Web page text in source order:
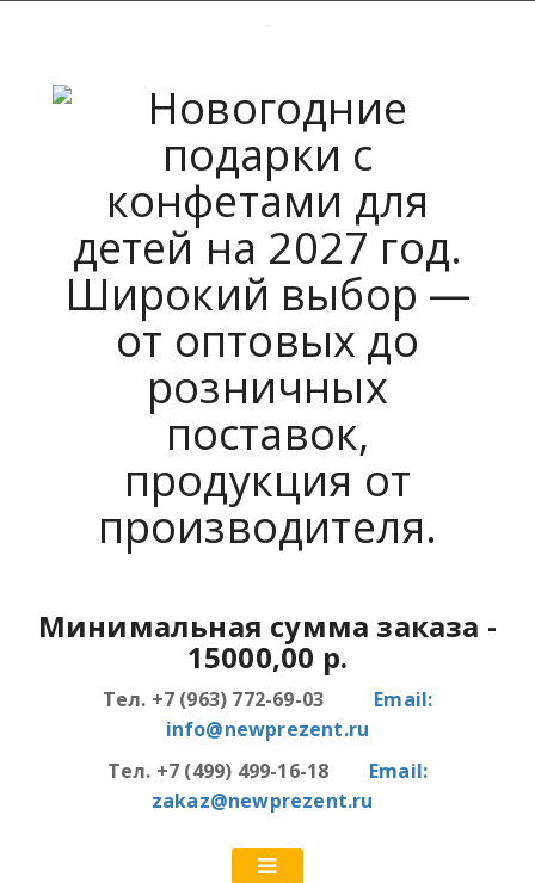
Минимальная сумма заказа -
15000,00 р.
Тел. +7 (963) 772-69-03 Email:
info@newprezent.ru
Тел. +7 (499) 499-16-18 Email:
zakaz@newprezent.ru